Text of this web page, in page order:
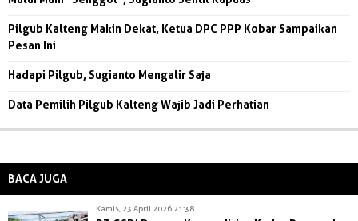
Pilgub Kalteng Makin Dekat, Ketua DPC PPP Kobar Sampaikan
Pesan Ini
Hadapi Pilgub, Sugianto Mengalir Saja
Data Pemilih Pilgub Kalteng Wajib Jadi Perhatian
BACA JUGA
Kamis, 23 April 2026 21:38